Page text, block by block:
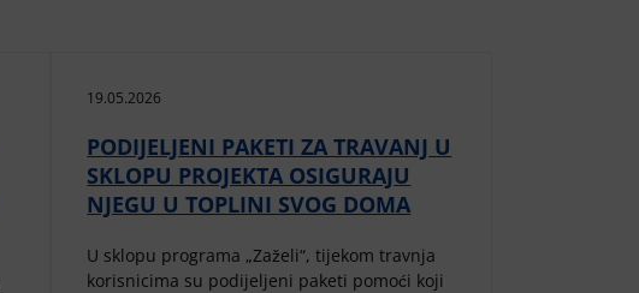
19.05.2026
PODIJELJENI PAKETI ZA TRAVANJ U
SKLOPU PROJEKTA OSIGURAJU
NJEGU U TOPLINI SVOG DOMA
U sklopu programa „Zaželi“, tijekom travnja
korisnicima su podijeljeni paketi pomoći koji